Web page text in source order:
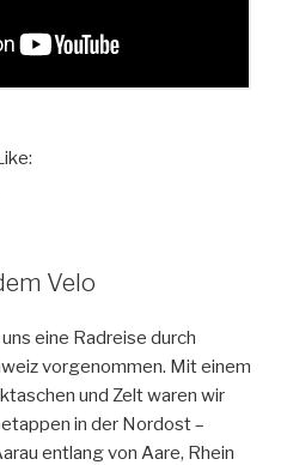
Velo
eine Radreise durch
vorgenommen. Mit einem
und Zelt waren wir
in der Nordost –
entlang von Aare, Rhein